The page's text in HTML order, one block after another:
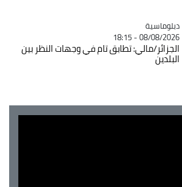
Catégorie
دبلوماسية
08/08/2026 - 18:15
الجزائر/مالي: تطابق تام في وجهات النظر بين
البلدين